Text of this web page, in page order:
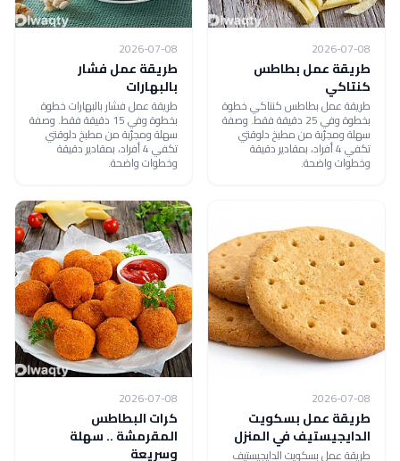
2026-07-08
طريقة عمل بطاطس
كنتاكي
طريقة عمل بطاطس كنتاكي خطوة
بخطوة وفي 25 دقيقة فقط. وصفة
سهلة ومجرّبة من مطبخ دلوقتي
تكفي 4 أفراد، بمقادير دقيقة
وخطوات واضحة.
2026-07-08
طريقة عمل فشار
بالبهارات
طريقة عمل فشار بالبهارات خطوة
بخطوة وفي 15 دقيقة فقط. وصفة
سهلة ومجرّبة من مطبخ دلوقتي
تكفي 4 أفراد، بمقادير دقيقة
وخطوات واضحة.
2026-07-08
طريقة عمل بسكويت
الدايجيستيف في المنزل
طريقة عمل بسكويت الدايجيستيف
2026-07-08
كرات البطاطس
المقرمشة .. سهلة
وسريعة